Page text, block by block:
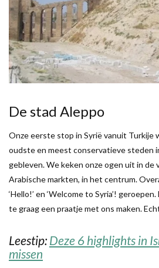
De stad Aleppo
Onze eerste stop in Syrië vanuit Turkije
oudste en meest conservatieve steden
gebleven. We keken onze ogen uit in de
Arabische markten, in het centrum.
‘Hello!’ en ‘Welcome to Syria’!
te graag een praatje met ons maken.
Leestip: Deze 6 highlights in
missen